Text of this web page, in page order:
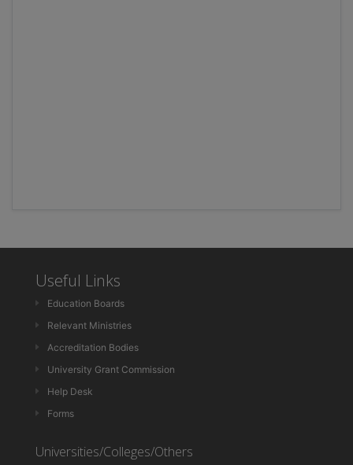
Useful Links
Education Boards
Relevant Ministries
Accreditation Bodies
University Grant Commission
Help Desk
Forms
Universities/Colleges/Others